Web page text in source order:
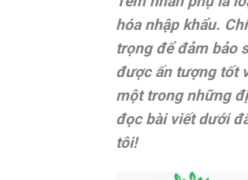
hóa nhập khẩu.
trọng để đảm bảo
được ấn tượng tốt
một trong những
đọc bài viết dưới
tôi!